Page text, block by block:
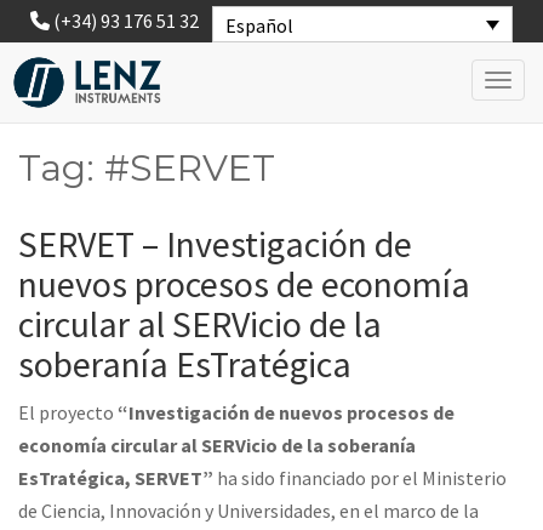
Español
(+34) 93 176 51 32
Tag: #SERVET
SERVET – Investigación de
nuevos procesos de economía
circular al SERVicio de la
soberanía EsTratégica
El proyecto “Investigación de nuevos procesos de
economía circular al SERVicio de la soberanía
EsTratégica, SERVET” ha sido financiado por el Ministerio
de Ciencia, Innovación y Universidades, en el marco de la